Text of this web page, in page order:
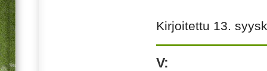
Kirjoitettu 13.
V: